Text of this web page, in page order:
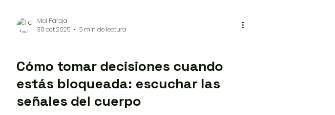
Cómo tomar decisiones cuando
estás bloqueada: escuchar las
señales del cuerpo
Mai Pareja
30 oct 2025
5 min de lectura